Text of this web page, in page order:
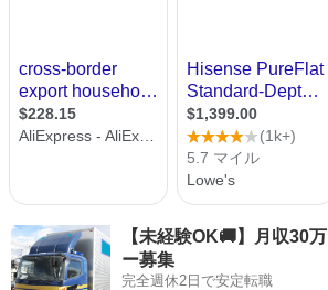
【未経験OK🚚】月収30
ー募集
完全週休2日で安定転職